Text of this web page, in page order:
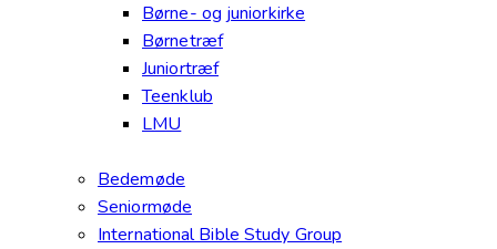
Børne- og juniorkirke
Børnetræf
Juniortræf
Teenklub
LMU
Bedemøde
Seniormøde
International Bible Study Group